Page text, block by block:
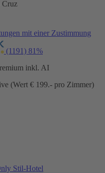
Cruz
mit einer Zustimmung
(1191) 81%
inkl. AI
(Wert € 199.- pro Zimmer)
Stil-Hotel